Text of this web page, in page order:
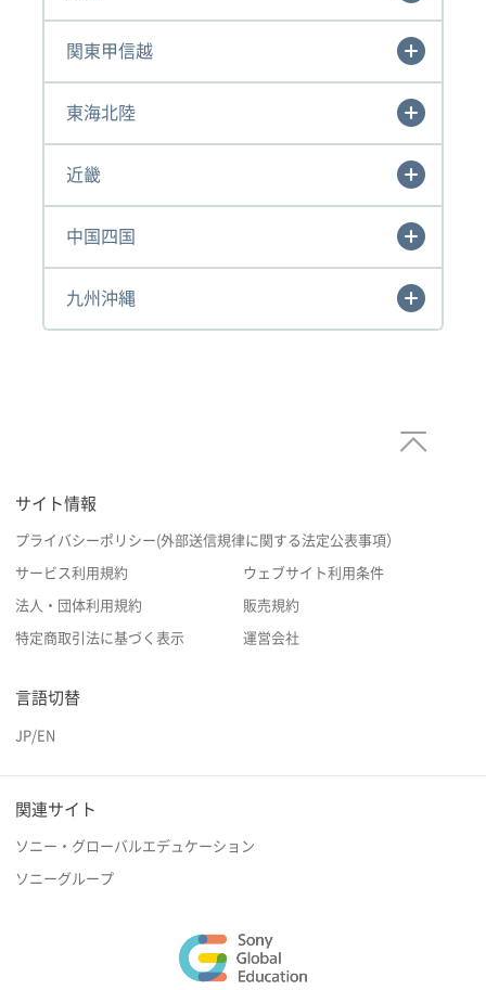
関東甲信越
東海北陸
近畿
中国四国
九州沖縄
サイト情報
プライバシーポリシー(外部送信規律に関する法定公表事項）
サービス利用規約 ウェブサイト利用条件
法人・団体利用規約 販売規約
特定商取引法に基づく表示 運営会社
言語切替
JP/EN
関連サイト
ソニー・グローバルエデュケーション
ソニーグループ